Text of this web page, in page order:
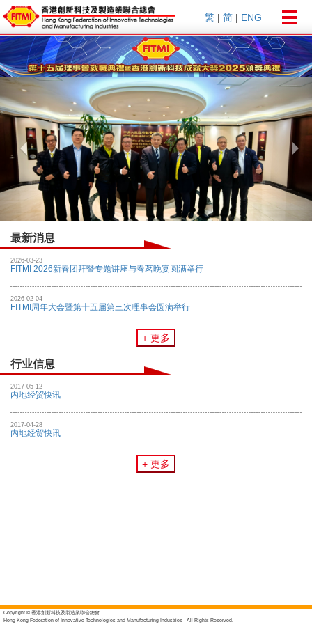
繁 | 简 | ENG
Previous
最新消息
2026-03-23
FITMI 2026新春团拜暨专题讲座与春茗晚宴圆满举行
2026-02-04
FITMI周年大会暨第十五届第三次理事会圆满举行
+ 更多
行业信息
2017-05-12
内地经贸快讯
2017-04-28
内地经贸快讯
+ 更多
Copyright © 香港創新科技及製造業聯合總會
Hong Kong Federation of Innovative Technologies and Manufacturing Industries - All Rights Reserved.